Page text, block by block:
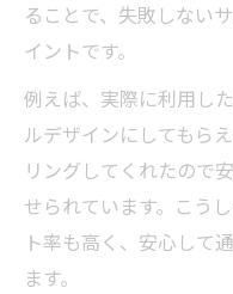
ることで、失敗しない
イントです。
例えば、実際に利用し
ルデザインにしてもら
リングしてくれたので
せられています。こう
ト率も高く、安心して
ます。